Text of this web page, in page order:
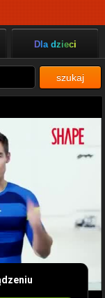
Dla dzieci
szukaj